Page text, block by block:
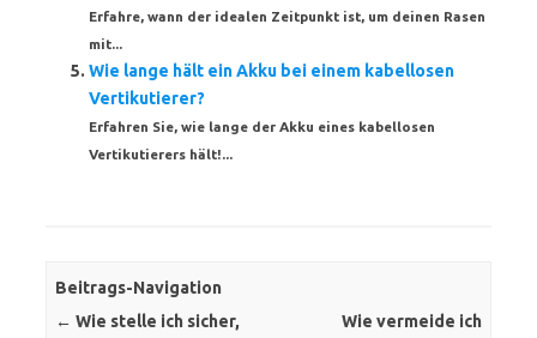
Erfahre, wann der idealen Zeitpunkt ist, um deinen Rasen
mit...
Wie lange hält ein Akku bei einem kabellosen
Vertikutierer?
Erfahren Sie, wie lange der Akku eines kabellosen
Vertikutierers hält!...
Beitrags-Navigation
← Wie stelle ich sicher, Wie vermeide ich